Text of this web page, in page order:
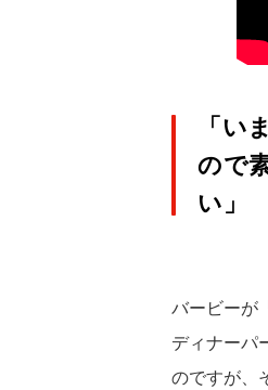
「い
ので
い」
バービーが
ディナーパ
のですが、